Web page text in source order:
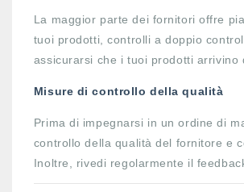
La maggior parte dei fornitori offre
tuoi prodotti, controlli a doppio
assicurarsi che i tuoi prodotti arrivino
Misure di controllo della qualità
Prima di impegnarsi in un ordine di
controllo della qualità del fornitore e
Inoltre, rivedi regolarmente il